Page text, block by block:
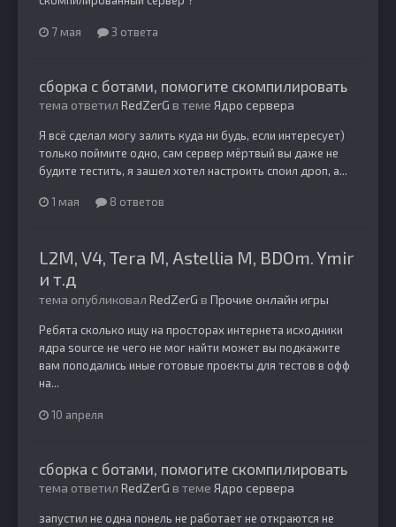
7 мая 3 ответа
сборка с ботами, помогите скомпилировать
тема ответил RedZerG в теме Ядро сервера
Я всё сделал могу залить куда ни будь, если интересует)
только поймите одно, сам сервер мёртвый вы даже не
будите тестить, я зашел хотел настроить споил дроп, а...
1 мая 8 ответов
L2M, V4, Tera M, Astellia M, BDOm. Ymir
и т.д
тема опубликовал RedZerG в Прочие онлайн игры
Ребята сколько ищу на просторах интернета исходники
ядра source не чего не мог найти может вы подкажите
вам поподались иные готовые проекты для тестов в офф
на...
10 апреля
сборка с ботами, помогите скомпилировать
тема ответил RedZerG в теме Ядро сервера
запустил не одна понель не работает не откраются не